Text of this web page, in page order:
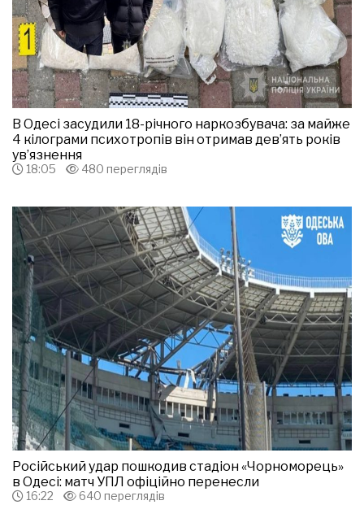
В Одесі засудили 18-річного наркозбувача: за майже
4 кілограми психотропів він отримав дев’ять років
ув’язнення
18:05 480 переглядів
Російський удар пошкодив стадіон «Чорноморець»
в Одесі: матч УПЛ офіційно перенесли
16:22 640 переглядів